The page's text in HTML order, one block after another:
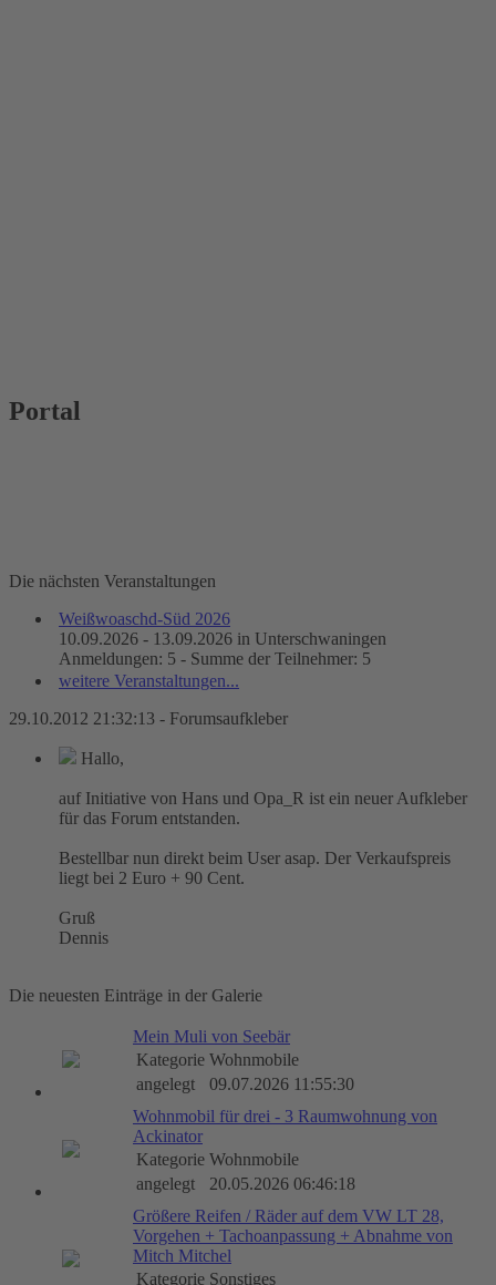
Portal
Die nächsten Veranstaltungen
Weißwoaschd-Süd 2026
10.09.2026 - 13.09.2026 in Unterschwaningen
Anmeldungen: 5 - Summe der Teilnehmer: 5
weitere Veranstaltungen...
29.10.2012 21:32:13 - Forumsaufkleber
Hallo,
auf Initiative von Hans und Opa_R ist ein neuer Aufkleber
für das Forum entstanden.
Bestellbar nun direkt beim User asap. Der Verkaufspreis
liegt bei 2 Euro + 90 Cent.
Gruß
Dennis
Die neuesten Einträge in der Galerie
Mein Muli von Seebär
Kategorie Wohnmobile
angelegt
09.07.2026 11:55:30
Wohnmobil für drei - 3 Raumwohnung von
Ackinator
Kategorie Wohnmobile
angelegt
20.05.2026 06:46:18
Größere Reifen / Räder auf dem VW LT 28,
Vorgehen + Tachoanpassung + Abnahme von
Mitch Mitchel
Kategorie Sonstiges